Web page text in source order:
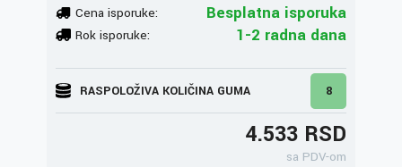
Cena isporuke: Besplatna isporuka
Rok isporuke: 1-2 radna dana
RASPOLOŽIVA KOLIČINA GUMA 8
4.533 RSD
sa PDV-om